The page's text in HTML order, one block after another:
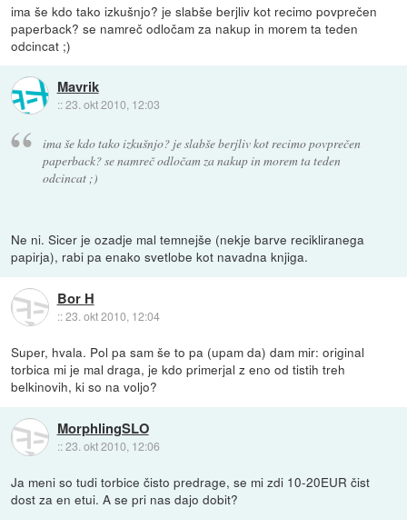
ima še kdo tako izkušnjo? je slabše berjliv kot recimo povprečen
paperback? se namreč odločam za nakup in morem ta teden
odcincat ;)
Mavrik
::23. okt 2010, 12:03
ima še kdo tako izkušnjo? je slabše berjliv kot recimo povprečen
paperback? se namreč odločam za nakup in morem ta teden
odcincat ;)
Ne ni. Sicer je ozadje mal temnejše (nekje barve recikliranega
papirja), rabi pa enako svetlobe kot navadna knjiga.
Bor H
::23. okt 2010, 12:04
Super, hvala. Pol pa sam še to pa (upam da) dam mir: original
torbica mi je mal draga, je kdo primerjal z eno od tistih treh
belkinovih, ki so na voljo?
MorphlingSLO
::23. okt 2010, 12:06
Ja meni so tudi torbice čisto predrage, se mi zdi 10-20EUR čist
dost za en etui. A se pri nas dajo dobit?